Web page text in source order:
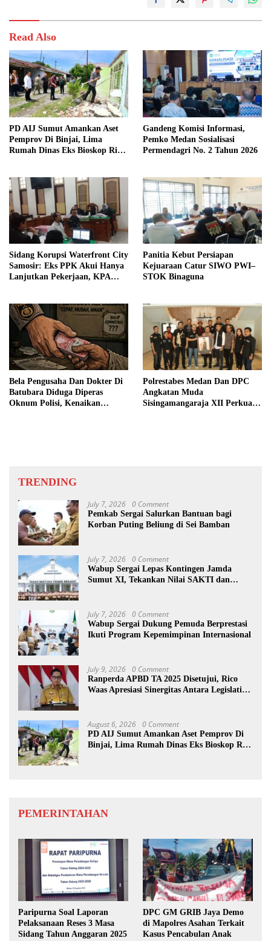
Read Also
PD AIJ Sumut Amankan Aset
Pemprov Di Binjai, Lima
Rumah Dinas Eks Bioskop Ria
Gandeng Komisi Informasi,
Pemko Medan Sosialisasi
Permendagri No. 2 Tahun 2026
Sidang Korupsi Waterfront City
Samosir: Eks PPK Akui Hanya
Lanjutkan Pekerjaan, KPA
Panitia Kebut Persiapan
Kejuaraan Catur SIWO PWI–
STOK Binaguna
Bela Pengusaha Dan Dokter Di
Batubara Diduga Diperas
Oknum Polisi, Kenaikan
Polrestabes Medan Dan DPC
Angkatan Muda
Sisingamangaraja XII Perkuat
TRENDING
July 7, 2026 0 Comment
Pemkab Sergai Salurkan Bantuan bagi
Korban Puting Beliung di Sei Bamban
July 7, 2026 0 Comment
Wabup Sergai Lepas Kontingen Jamda
Sumut XI, Tekankan Nilai SAKTI dan
July 7, 2026 0 Comment
Wabup Sergai Dukung Pemuda Berprestasi
Ikuti Program Kepemimpinan Internasional
July 9, 2026 0 Comment
Ranperda APBD TA 2025 Disetujui, Rico
Waas Apresiasi Sinergitas Antara Legislatif
August 6, 2026 0 Comment
PD AIJ Sumut Amankan Aset Pemprov Di
Binjai, Lima Rumah Dinas Eks Bioskop Ria
PEMERINTAHAN
Paripurna Soal Laporan
Pelaksanaan Reses 3 Masa
Sidang Tahun Anggaran 2025
DPC GM GRIB Jaya Demo
di Mapolres Asahan Terkait
Kasus Pencabulan Anak